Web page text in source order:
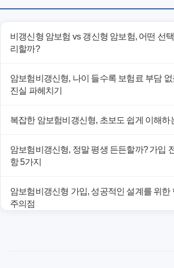
비갱신형 암보험 vs 갱신형 암보험, 어떤 선
리할까?
암보험비갱신형, 나이 들수록 보험료 부담
진실 파헤치기
복잡한 암보험비갱신형, 초보도 쉽게 이해하
암보험비갱신형, 정말 평생 든든할까? 가입
항 5가지
암보험비갱신형 가입, 성공적인 설계를 위한
주의점